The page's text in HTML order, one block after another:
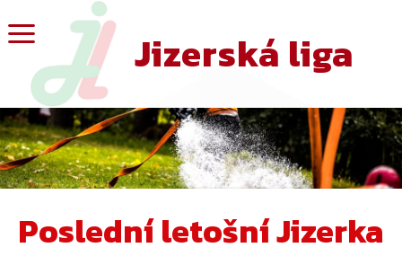
Jizerská liga
Poslední letošní Jizerka